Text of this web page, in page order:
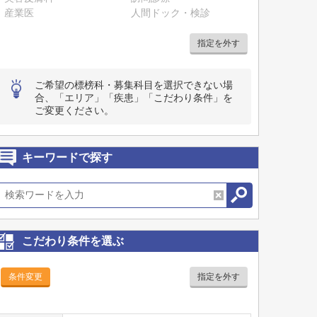
産業医
人間ドック・検診
指定を外す
ご希望の標榜科・募集科目を選択できない場
合、「エリア」「疾患」「こだわり条件」を
ご変更ください。
キーワードで探す
こだわり条件を選ぶ
条件変更 指定を外す